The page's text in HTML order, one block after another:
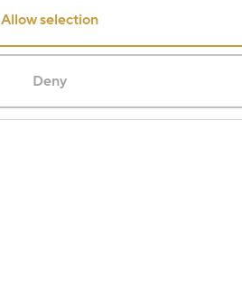
Allow selection
Deny